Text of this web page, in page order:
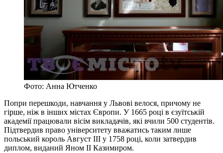
Фото: Анна Ютченко
Попри перешкоди, навчання у Львові велося, причому не
гірше, ніж в інших містах Європи. У 1665 році в єзуїтській
академії працювали вісім викладачів, які вчили 500 студентів.
Підтвердив право університету вважатись таким лише
польський король Август ІІІ у 1758 році, коли затвердив
диплом, виданий Яном ІІ Казимиром.